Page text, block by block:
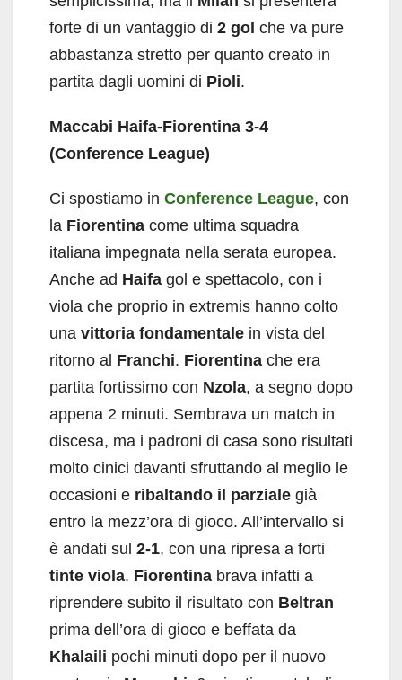
forte di un vantaggio di 2 gol che va pure
abbastanza stretto per quanto creato in
partita dagli uomini di Pioli.
Maccabi Haifa-Fiorentina 3-4
(Conference League)
Ci spostiamo in Conference League, con
la Fiorentina come ultima squadra
italiana impegnata nella serata europea.
Anche ad Haifa gol e spettacolo, con i
viola che proprio in extremis hanno colto
una vittoria fondamentale in vista del
ritorno al Franchi. Fiorentina che era
partita fortissimo con Nzola, a segno dopo
appena 2 minuti. Sembrava un match in
discesa, ma i padroni di casa sono risultati
molto cinici davanti sfruttando al meglio le
occasioni e ribaltando il parziale già
entro la mezz’ora di gioco. All’intervallo si
è andati sul 2-1, con una ripresa a forti
tinte viola. Fiorentina brava infatti a
riprendere subito il risultato con Beltran
prima dell’ora di gioco e beffata da
Khalaili pochi minuti dopo per il nuovo